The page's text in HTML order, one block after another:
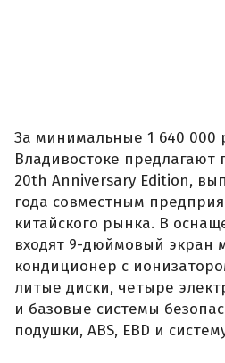
За минимальные 1 640 000
Владивостоке предлагают
20th Anniversary Edition,
года совместным
китайского рынка. В
входят 9-дюймовый экран
кондиционер с
литые диски, четыре
и базовые системы
подушки, ABS, EBD и